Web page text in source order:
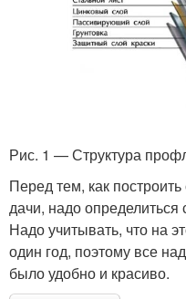
Рис. 1 — Структура
Перед тем, как
дачи, надо
Надо учитывать, что на
один год, поэтому все
было удобно и красиво.